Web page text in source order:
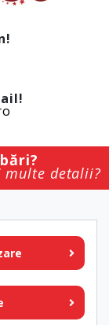
multe detalii?